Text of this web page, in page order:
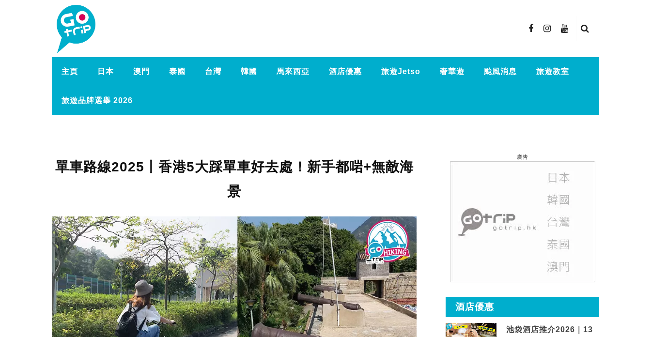
主頁 日本 澳門 泰國 台灣 韓國 馬來西亞 酒店優惠 旅遊Jetso 奢華遊 颱風消息 旅遊教室
旅遊品牌選舉 2026
單車路線2025丨香港5大踩單車好去處！新手都啱+無敵海
景
廣告
酒店優惠
池袋酒店推介2026｜13